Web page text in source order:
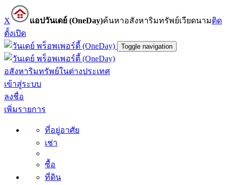
X แอปวันเดย์ (OneDay)ค้นหาอสังหาริมทรัพย์เวียดนามติด
ตั้งเปิด
Toggle navigation
อสังหาริมทรัพย์ในต่างประเทศ
เข้าสู่ระบบ
ลงชื่อ
เพิ่มรายการ
ที่อยู่อาศัย
เช่า
ซื้อ
ที่ดิน